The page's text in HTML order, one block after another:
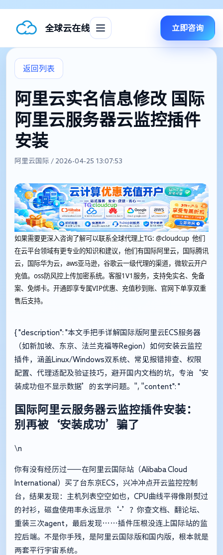
全球云在线 立即咨询
返回列表
阿里云实名信息修改 国际
阿里云服务器云监控插件
安装
阿里云国际 / 2026-04-25 13:07:53
如果需要更深入咨询了解可以联系全球代理上TG: @cloudcup 他们
在云平台领域有更专业的知识和建议，他们有国际阿里云，国际腾讯
云，国际华为云，aws亚马逊，谷歌云一级代理的渠道，微软云开户
充值。oss防风控上传加密系统。客服1V1服务，支持免实名、免备
案、免绑卡。开通即享专属VIP优惠、充值秒到账、官网下单享双重
售后支持。
{ "description": "本文手把手详解国际版阿里云ECS服务器
（如新加坡、东京、法兰克福等Region）如何安装云监控
插件，涵盖Linux/Windows双系统、常见报错排查、权限
配置、代理适配及验证技巧，避开国内文档的坑，专治‘安
装成功但不显示数据’的玄学问题。", "content": "
国际阿里云服务器云监控插件安装：
别再被‘安装成功’骗了
\n
你有没有经历过——在阿里云国际站（Alibaba Cloud
International）买了台东京ECS，兴冲冲点开云监控控制
台，结果发现：主机列表空空如也，CPU曲线平得像刚熨过
的衬衫，磁盘使用率永远显示‘-’？你查文档、翻论坛、
重装三次agent，最后发现……插件压根没连上国际站的监
控后端。不是你手残，是阿里云国际版和国内版，根本就是
两套平行宇宙系统。